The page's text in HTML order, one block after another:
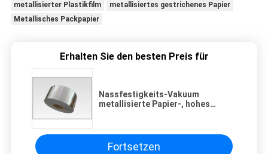
metallisierter Plastikfilm
metallisiertes gestrichenes Papier
Metallisches Packpapier
Erhalten Sie den besten Preis für
Nassfestigkeits-Vakuum
metallisierte Papier-, hohes
Aufkleber
Fortsetzen